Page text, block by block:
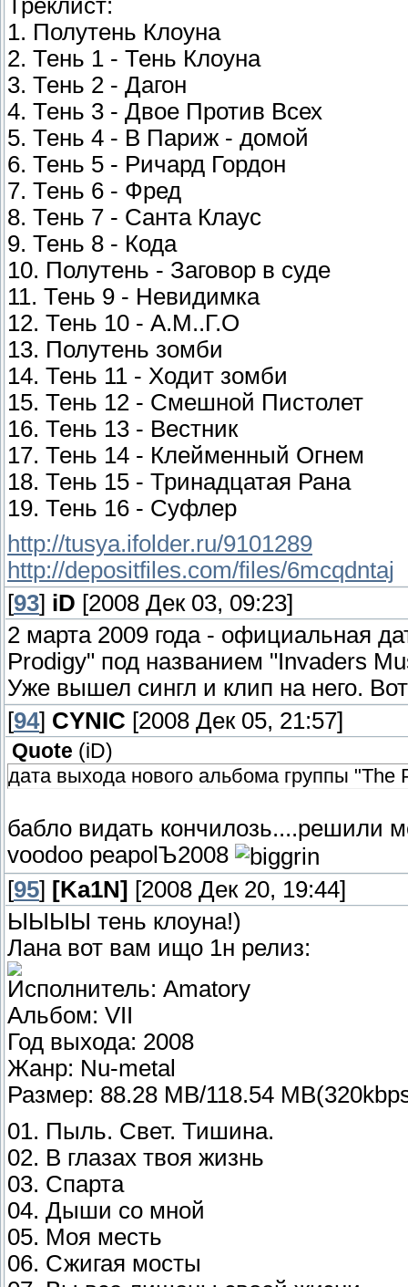
1. Полутень Клоуна
2. Тень 1 - Тень Клоуна
3. Тень 2 - Дагон
4. Тень 3 - Двое Против Всех
5. Тень 4 - В Париж - домой
6. Тень 5 - Ричард Гордон
7. Тень 6 - Фред
8. Тень 7 - Санта Клаус
9. Тень 8 - Кода
10. Полутень - Заговор в суде
11. Тень 9 - Невидимка
12. Тень 10 - А.М..Г.О
13. Полутень зомби
14. Тень 11 - Ходит зомби
15. Тень 12 - Смешной Пистолет
16. Тень 13 - Вестник
17. Тень 14 - Клейменный Огнем
18. Тень 15 - Тринадцатая Рана
19. Тень 16 - Суфлер
http://tusya.ifolder.ru/9101289
http://depositfiles.com/files/6mcqdntaj
[93] iD [2008 Дек 03, 09:23]
2 марта 2009 года - официальная
Prodigy" под названием "Invaders
Уже вышел сингл и клип на него.
[94] CYNIC [2008 Дек 05, 21:57]
Quote (iD)
дата выхода нового альбома группы "The
бабло видать кончилозь....решили
voodoo peapolЪ2008
[95] [Ka1N] [2008 Дек 20, 19:44]
ЫЫЫЫ тень клоуна!)
Лана вот вам ищо 1н релиз:
Исполнитель: Amatory
Альбом: VII
Год выхода: 2008
Жанр: Nu-metal
Размер: 88.28 MB/118.54
01. Пыль. Свет. Тишина.
02. В глазах твоя жизнь
03. Спарта
04. Дыши со мной
05. Моя месть
06. Сжигая мосты